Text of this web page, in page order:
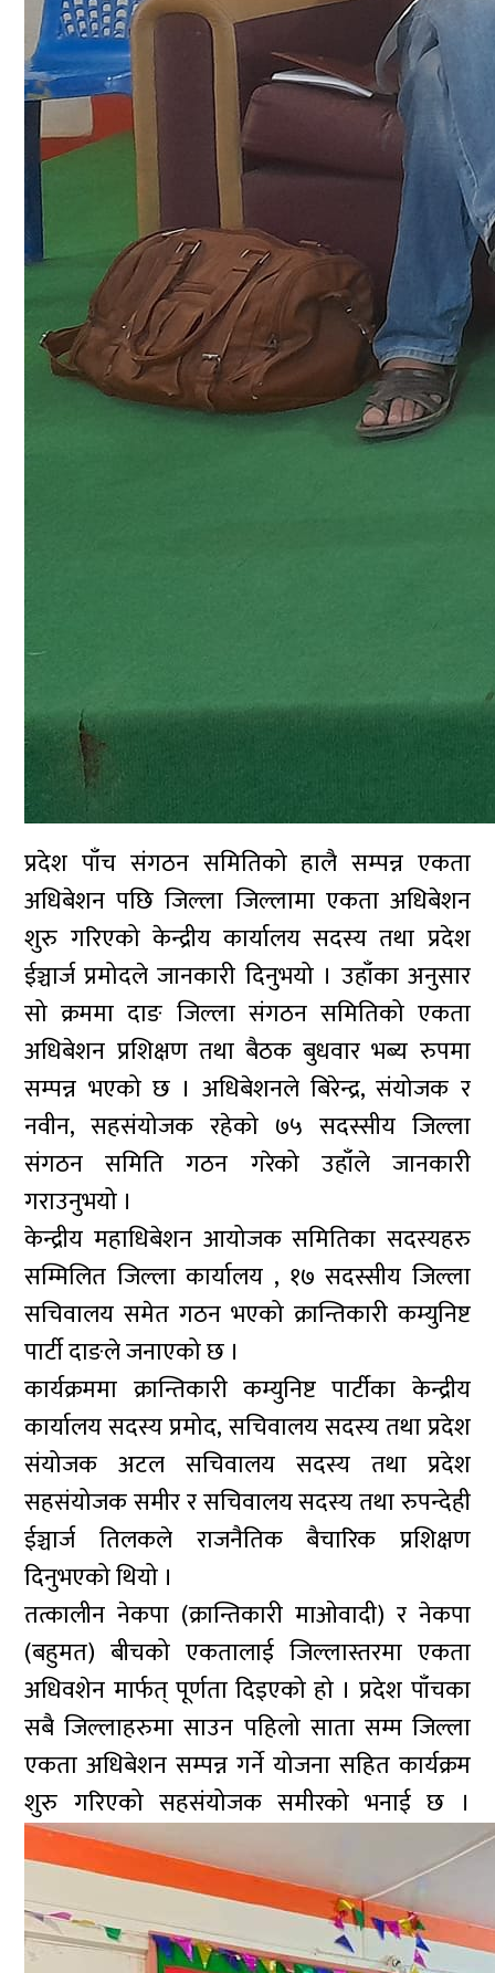
प्रदेश पाँच संगठन समितिको हालै सम्पन्न एकता
अधिबेशन पछि जिल्ला जिल्लामा एकता अधिबेशन
शुरु गरिएको केन्द्रीय कार्यालय सदस्य तथा प्रदेश
ईञ्चार्ज प्रमोदले जानकारी दिनुभयो । उहाँका अनुसार
सो क्रममा दाङ जिल्ला संगठन समितिको एकता
अधिबेशन प्रशिक्षण तथा बैठक बुधवार भब्य रुपमा
सम्पन्न भएको छ । अधिबेशनले बिरेन्द्र, संयोजक र
नवीन, सहसंयोजक रहेको ७५ सदस्सीय जिल्ला
संगठन समिति गठन गरेको उहाँले जानकारी
गराउनुभयो ।
केन्द्रीय महाधिबेशन आयोजक समितिका सदस्यहरु
सम्मिलित जिल्ला कार्यालय , १७ सदस्सीय जिल्ला
सचिवालय समेत गठन भएको क्रान्तिकारी कम्युनिष्ट
पार्टी दाङले जनाएको छ ।
कार्यक्रममा क्रान्तिकारी कम्युनिष्ट पार्टीका केन्द्रीय
कार्यालय सदस्य प्रमोद, सचिवालय सदस्य तथा प्रदेश
संयोजक अटल सचिवालय सदस्य तथा प्रदेश
सहसंयोजक समीर र सचिवालय सदस्य तथा रुपन्देही
ईञ्चार्ज तिलकले राजनैतिक बैचारिक प्रशिक्षण
दिनुभएको थियो ।
तत्कालीन नेकपा (क्रान्तिकारी माओवादी) र नेकपा
(बहुमत) बीचको एकतालाई जिल्लास्तरमा एकता
अधिवशेन मार्फत् पूर्णता दिइएको हो । प्रदेश पाँचका
सबै जिल्लाहरुमा साउन पहिलो साता सम्म जिल्ला
एकता अधिबेशन सम्पन्न गर्ने योजना सहित कार्यक्रम
शुरु गरिएको सहसंयोजक समीरको भनाई छ ।